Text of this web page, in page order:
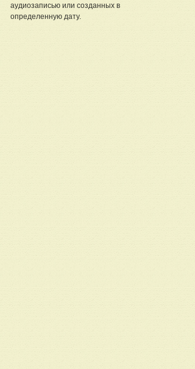
аудиозаписью или созданных в
определенную дату.